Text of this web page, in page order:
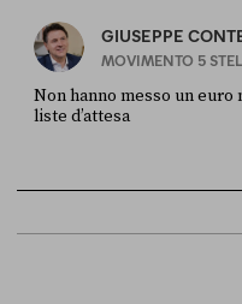
GIUSEPPE
MOVIMENTO 5
Non hanno messo un
liste d’attesa